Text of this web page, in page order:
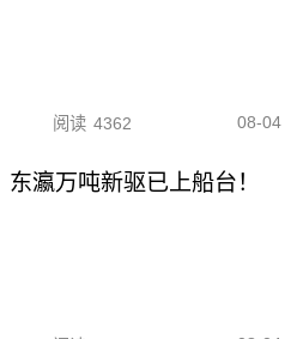
阅读 4362 08-04
瀛万吨新驱已上船台！